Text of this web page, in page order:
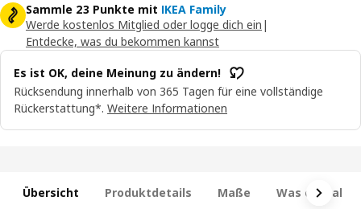
Sammle 23 Punkte mit IKEA Family
Werde kostenlos Mitglied oder logge dich ein |
Entdecke, was du bekommen kannst
Es ist OK, deine Meinung zu ändern!
Rücksendung innerhalb von 365 Tagen für eine vollständige
Rückerstattung*. Weitere Informationen
Übersicht Produktdetails Maße Was